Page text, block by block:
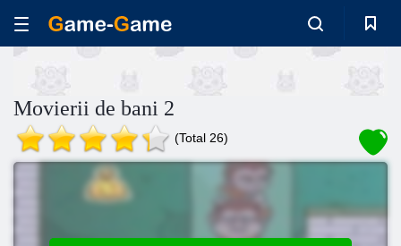
Movierii de bani 2
(Total 26)